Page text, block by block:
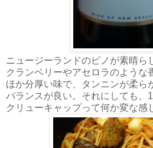
ニュージーランドのピノが素晴ら
クランベリーやアセロラのような
ほか分厚い味で、タンニンが柔ら
バランスが良い。それにしても、
クリューキャップって何か変な感